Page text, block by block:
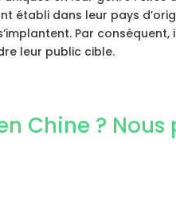
établi dans leur pays
Par
leur public cible.
Chine ?